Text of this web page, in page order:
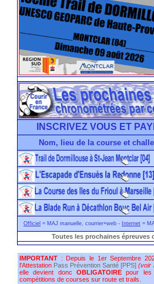
INSCRIVEZ VOUS ET
Nom, lieu de la course et
Officiel = MAJ manuelle, courrier+web - Internet =
Toutes les prochaines épreuves
IMPORTANT : Depuis le 1er Septembre
l'Attestation Pass Prévention Santé [PPS] (voir
elle devient doncOBLIGATOIRE pour
compétitions de courses sur route et trails.